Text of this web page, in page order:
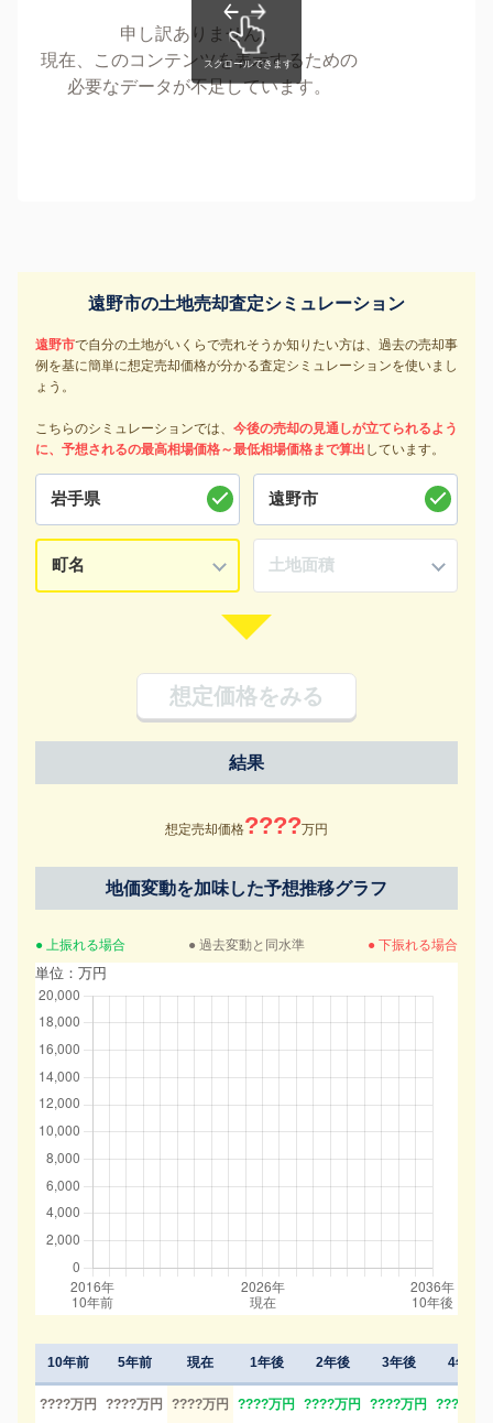
申し訳ありません。
現在、このコンテンツを表示するための
必要なデータが不足しています。
遠野市の土地売却査定シミュレーション
遠野市で自分の土地がいくらで売れそうか知りたい方は、過去の売却事
例を基に簡単に想定売却価格が分かる査定シミュレーションを使いまし
ょう。
こちらのシミュレーションでは、 今後の売却の見通しが立てられるよう
に、予想されるの最高相場価格～最低相場価格まで算出 しています。
想定価格をみる
結果
想定売却価格????万円
地価変動を加味した予想推移グラフ
● 上振れる場合 ● 過去変動と同水準 ● 下振れる場合
単位：万円
10年前 5年前 現在
????万円 ????万円 ????万円
1年後 2年後 3年後 4年後
????万円 ????万円 ????万円 ????万円